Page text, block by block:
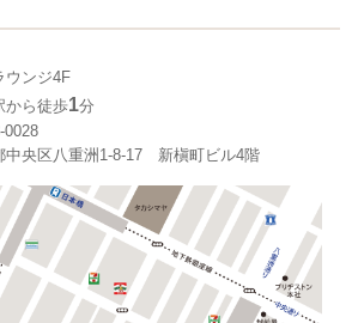
ウンジ4F
から徒歩1分
0028
中央区八重洲1-8-17 新槇町ビル4階